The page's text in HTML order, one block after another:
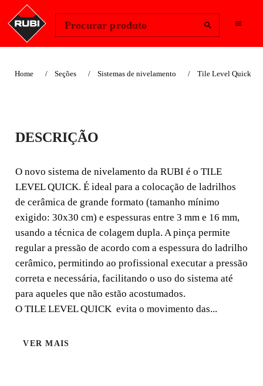
Procurar produto
Home Seções Sistemas de nivelamento Tile Level Quick
ALICATE TILE
LEVEL QUICK
HEAVY DUTY
O novo sistema de nivelamento da RUBI é o TILE
LEVEL QUICK. É ideal para a colocação de ladrilhos de
cerâmica de grande formato (tamanho mínimo exigido:
30x30 cm) e espessuras entre 3 mm e 16 mm, usan
DESCRIÇÃO
O novo sistema de nivelamento da RUBI é o TILE
LEVEL QUICK. É ideal para a colocação de ladrilhos
de cerâmica de grande formato (tamanho mínimo
exigido: 30x30 cm) e espessuras entre 3 mm e 16 mm,
usando a técnica de colagem dupla. A pinça permite
regular a pressão de acordo com a espessura do ladrilho
cerâmico, permitindo ao profissional executar a pressão
correta e necessária, facilitando o uso do sistema até
para aqueles que não estão acostumados.
O TILE LEVEL QUICK evita o movimento das...
VER MAIS